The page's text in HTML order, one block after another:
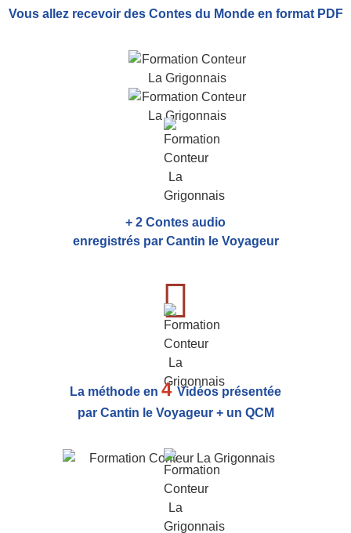
Vous allez recevoir des Contes du Monde en format PDF
+ 2 Contes audio
enregistrés par Cantin le Voyageur
La méthode en 4Vidéos présentée
par Cantin le Voyageur + un QCM